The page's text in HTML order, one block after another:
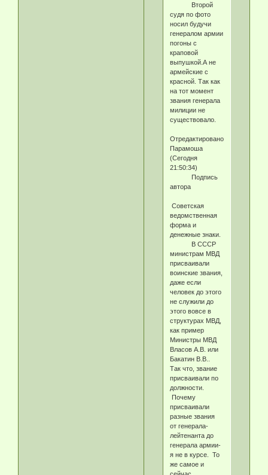
Второй
судя по фото
носил будучи
генералом армии
погоны с
краповой
выпушкой.А не
армейские с
красной. Так как
на тот момент
звания генерала
милиции не
существовало.
Отредактировано
Парамоша
(Сегодня
21:50:34)
Подпись
автора
Советская
ведомственная
форма и
денежные знаки.
В СССР
министрам МВД
присваивали
воинские звания,
даже если
человек до этого
не служили до
этого вовсе в
структурах МВД,
как пример
Министры МВД
Власов А.В. или
Бакатин В.В..
Так что, звание
присваивали по
должности.
Почему
присваивали
разные звания
от генерала-
лейтенанта до
генерала армии-
я не в курсе. То
же самое и